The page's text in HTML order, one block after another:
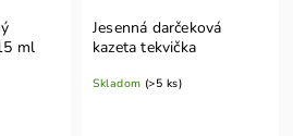
ml
Jesenná darčeková
kazeta tekvička
Skladom (>5 ks)